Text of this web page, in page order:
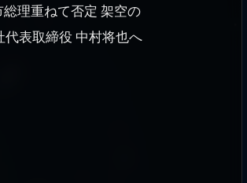
理重ねて否定 架空の
代表取締役 中村将也へ